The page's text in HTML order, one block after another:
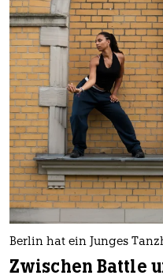
Berlin hat ein Junges
Zwischen Battle